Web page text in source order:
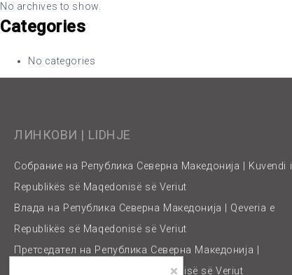
No archives to show.
Categories
No categories
ЛИНКОВИ | LIDHJE
Собрание на Република Северна Македонија | Kuvendi i
Republikës së Maqedonisë së Veriut
Влада на Република Северна Македонија | Qeveria e
Republikës së Maqedonisë së Veriut
Претседател на Република Северна Македонија |
Presidenti i Republikës së Maqedonisë së Veriut